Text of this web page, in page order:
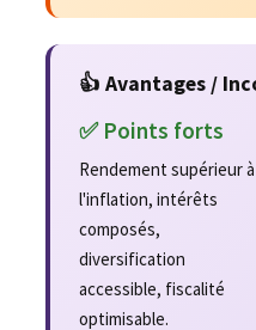
👍 Avantages /
✅ Points forts
Rendement supérieur à
l'inflation, intérêts
composés,
diversification
accessible, fiscalité
optimisable.